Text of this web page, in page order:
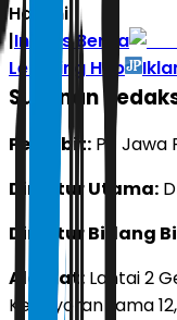
Hari ini
|Indeks Berita
Learning Hub
Susunan
Penerbit: PT Jawa
Direktur Utama:
Direktur Bidang
Alamat: Lantai 2
Kebayoran Lama